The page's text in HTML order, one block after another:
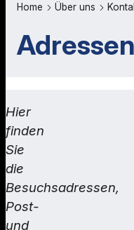
Home Über uns
Hier
finden
Sie
die
Besuchsadressen,
Post-
und